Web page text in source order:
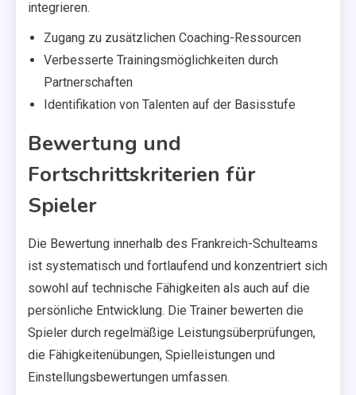
integrieren.
Zugang zu zusätzlichen Coaching-Ressourcen
Verbesserte Trainingsmöglichkeiten durch
Partnerschaften
Identifikation von Talenten auf der Basisstufe
Bewertung und
Fortschrittskriterien für
Spieler
Die Bewertung innerhalb des Frankreich-Schulteams
ist systematisch und fortlaufend und konzentriert sich
sowohl auf technische Fähigkeiten als auch auf die
persönliche Entwicklung. Die Trainer bewerten die
Spieler durch regelmäßige Leistungsüberprüfungen,
die Fähigkeitenübungen, Spielleistungen und
Einstellungsbewertungen umfassen.